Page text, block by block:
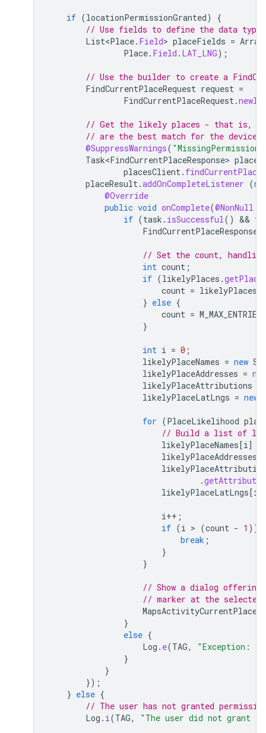
if (locationPermissionGranted)
{
// Use fields to define the data
List<Place. Field> placeFields =
Place. Field . LAT_LNG);
// Use the builder to create a
FindCurrentPlaceRequest request =
FindCurrentPlaceRequest .
// Get the likely places - that is,
// are the best match for the
@SuppressWarnings( "MissingPermission"
Task<FindCurrentPlaceResponse>
placesClient . findCurrentPlace
placeResult .addOnCompleteListener (
@Override
public void onComplete(@NonNull
if (task . isSuccessful () &&
FindCurrentPlaceResponse
// Set the count,
int count ;
if (likelyPlaces .
count = likelyPlaces
} else {
count = M_MAX_ENTRIES
}
int i = 0 ;
likelyPlaceNames = new
likelyPlaceAddresses = new
likelyPlaceAttributions
likelyPlaceLatLngs = new
for (PlaceLikelihood
// Build a list of
likelyPlaceNames[i ]
likelyPlaceAddresses
.
likelyPlaceLatLngs[i
i++ ;
if (i > (count - 1 ))
break ;
}
}
// Show a dialog
// marker at the selected
MapsActivityCurrentPlace
}
else {
Log . e(TAG,
"Exception:
}
}
});
} else {
// The user has not granted
Log . i (TAG, "The user did not grant